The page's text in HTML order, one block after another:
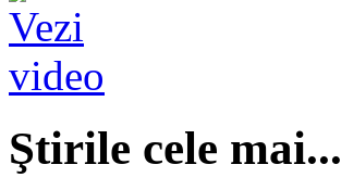
Ştirile cele mai...